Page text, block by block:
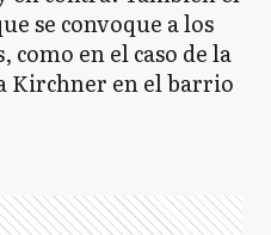
se convoque a los
en el caso de la
Kirchner en el barrio